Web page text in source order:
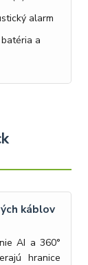
alarm
a
káblov
AI a 360°
hranice